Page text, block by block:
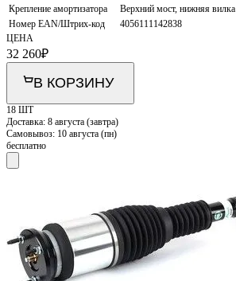
Крепление амортизатора
Верхний мост, нижняя вилка
Номер EAN/Штрих-код
4056111142838
ЦЕНА
32 260₽
В КОРЗИНУ
18 ШТ
Доставка: 8 августа (завтра)
Самовывоз: 10 августа (пн)
бесплатно